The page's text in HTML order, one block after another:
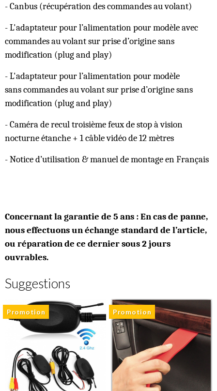
- Canbus (récupération des commandes au volant)
- L'adaptateur pour l’alimentation pour modèle avec
commandes au volant sur prise d’origine sans
modification (plug and play)
- L'adaptateur pour l’alimentation pour modèle
sans commandes au volant sur prise d’origine sans
modification (plug and play)
- Caméra de recul troisième feux de stop à vision
nocturne étanche + 1 câble vidéo de 12 mètres
- Notice d’utilisation & manuel de montage en Français
Concernant la garantie de 5 ans : En cas de panne,
nous effectuons un échange standard de l’article,
ou réparation de ce dernier sous 2 jours
ouvrables.
Suggestions
Promotion Promotion